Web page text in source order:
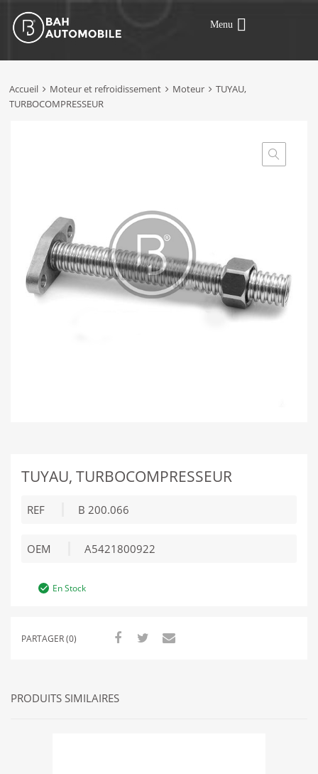
Menu
Accueil Moteur et refroidissement Moteur
TUYAU,
TURBOCOMPRESSEUR
TUYAU, TURBOCOMPRESSEUR
REF B 200.066
OEM A5421800922
En Stock
PARTAGER (0)
PRODUITS SIMILAIRES